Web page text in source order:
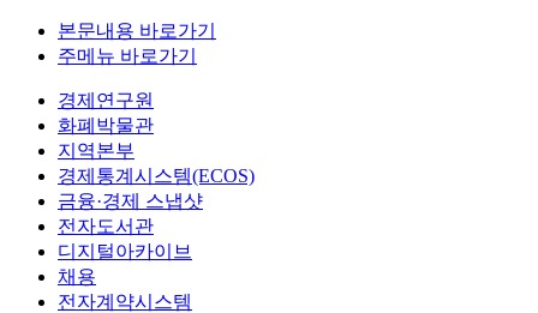
본문내용 바로가기
주메뉴 바로가기
경제연구원
화폐박물관
지역본부
경제통계시스템(ECOS)
금융·경제 스냅샷
전자도서관
디지털아카이브
채용
전자계약시스템